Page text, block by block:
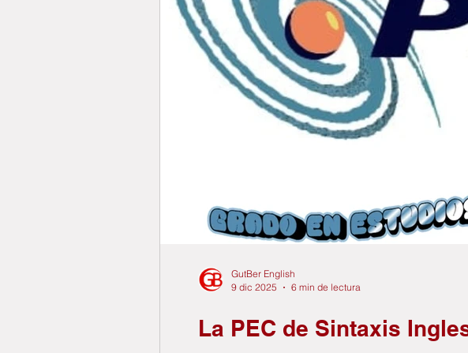
La PEC de Sintaxis
GutBer English
9 dic 2025
6 min de lectura